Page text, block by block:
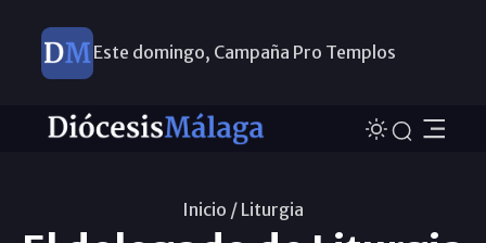
Este domingo, Campaña Pro Templos
Inicio / Liturgia